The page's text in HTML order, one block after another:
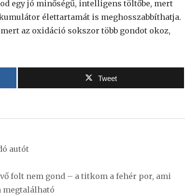
egy jó minőségű, intelligens töltőbe, mert
élettartamát is meghosszabbíthatja.
az oxidáció sokszor több gondot okoz,
Tweet
autót
folt nem gond – a titkom a fehér por, ami
megtalálható